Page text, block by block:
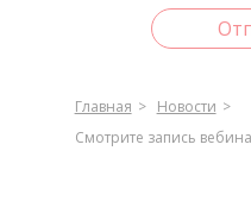
Главная
Новости
Смотрите запись